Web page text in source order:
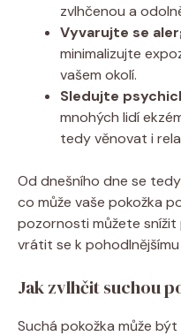
zvlhčenou a
Vyvarujte se‌
⁣minimalizujte
vašem okolí.
Sledujte
mnohých lidí
tedy věnovat i​
Od⁢ dnešního dne se
co ‍může ‍vaše pokožka
pozornosti můžete
vrátit se k
Jak zvlhčit suchou
Suchá pokožka může